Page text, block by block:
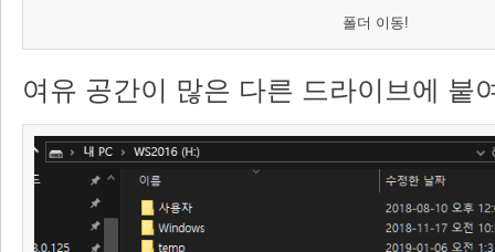
폴더 이동!
여유 공간이 많은 다른 드라이브에 붙